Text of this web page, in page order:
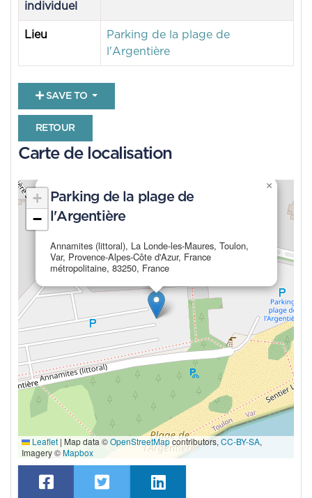
individuel
Lieu
Parking de la plage de
l'Argentière
SAVE TO
RETOUR
Carte de localisation
Parking de la plage de
l'Argentière
Annamites (littoral), La Londe-les-Maures, Toulon,
Var, Provence-Alpes-Côte d'Azur, France
métropolitaine, 83250, France
×
+
−
Leaflet | Map data ©OpenStreetMapcontributors, CC-BY-SA,
Imagery ©Mapbox